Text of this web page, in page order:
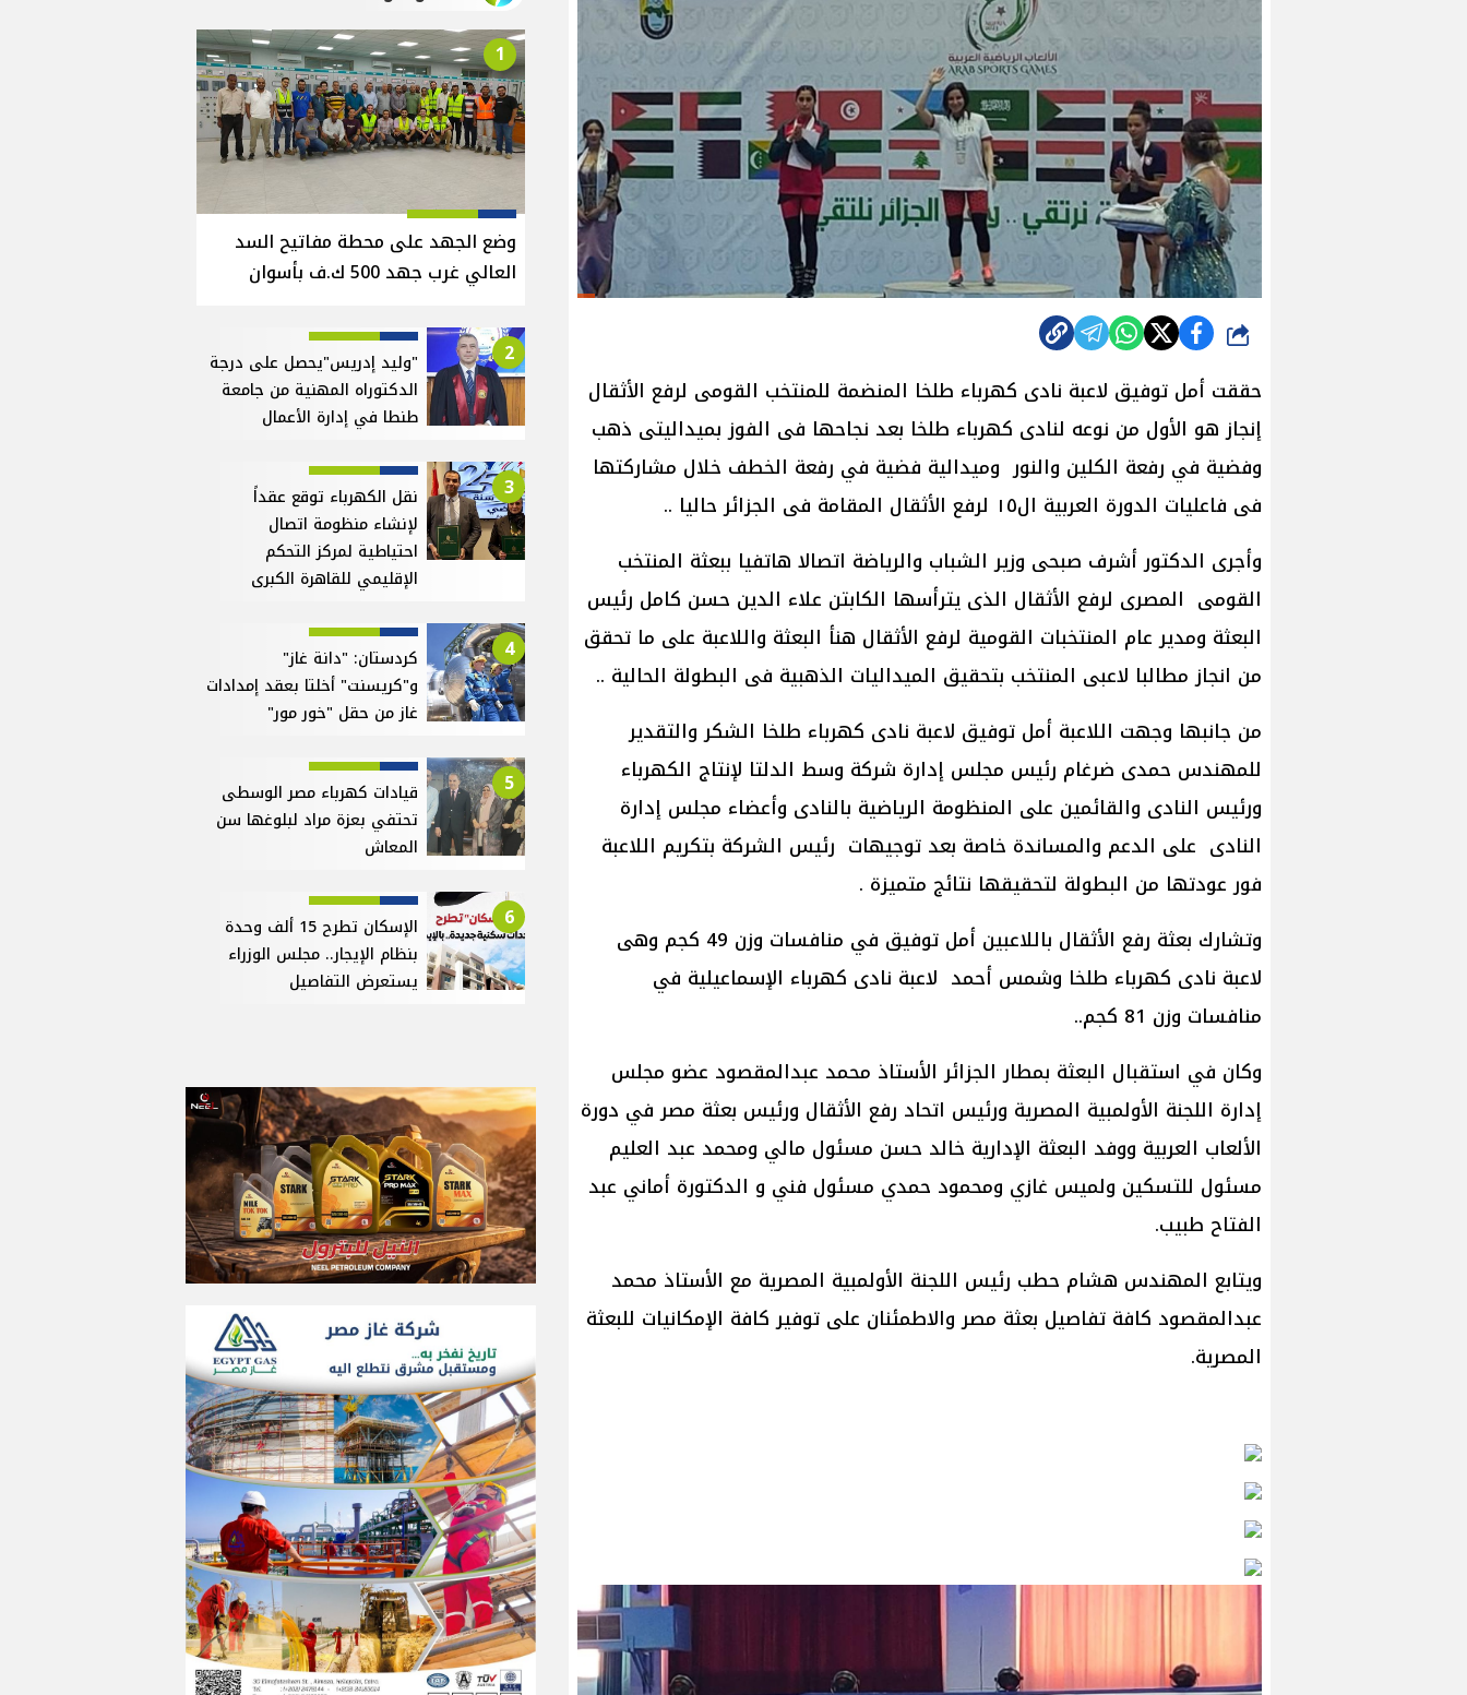
شارك
حققت أمل توفيق لاعبة نادى كهرباء طلخا المنضمة للمنتخب القومى لرفع الأثقال
إنجاز هو الأول من نوعه لنادى كهرباء طلخا بعد نجاحها فى الفوز بميداليتى ذهب
وفضية في رفعة الكلين والنور وميدالية فضية في رفعة الخطف خلال مشاركتها
فى فاعليات الدورة العربية ال١٥ لرفع الأثقال المقامة فى الجزائر حاليا ..
وأجرى الدكتور أشرف صبحى وزير الشباب والرياضة اتصالا هاتفيا ببعثة المنتخب
القومى المصرى لرفع الأثقال الذى يترأسها الكابتن علاء الدين حسن كامل رئيس
البعثة ومدير عام المنتخبات القومية لرفع الأثقال هنأ البعثة واللاعبة على ما تحقق
من انجاز مطالبا لاعبى المنتخب بتحقيق الميداليات الذهبية فى البطولة الحالية ..
من جانبها وجهت اللاعبة أمل توفيق لاعبة نادى كهرباء طلخا الشكر والتقدير
للمهندس حمدى ضرغام رئيس مجلس إدارة شركة وسط الدلتا لإنتاج الكهرباء
ورئيس النادى والقائمين على المنظومة الرياضية بالنادى وأعضاء مجلس إدارة
النادى على الدعم والمساندة خاصة بعد توجيهات رئيس الشركة بتكريم اللاعبة
فور عودتها من البطولة لتحقيقها نتائج متميزة .
وتشارك بعثة رفع الأثقال باللاعبين أمل توفيق في منافسات وزن 49 كجم وهى
لاعبة نادى كهرباء طلخا وشمس أحمد لاعبة نادى كهرباء الإسماعيلية في
منافسات وزن 81 كجم..
وكان في استقبال البعثة بمطار الجزائر الأستاذ محمد عبدالمقصود عضو مجلس
إدارة اللجنة الأولمبية المصرية ورئيس اتحاد رفع الأثقال ورئيس بعثة مصر في دورة
الألعاب العربية ووفد البعثة الإدارية خالد حسن مسئول مالي ومحمد عبد العليم
مسئول للتسكين ولميس غازي ومحمود حمدي مسئول فني و الدكتورة أماني عبد
الفتاح طبيب.
ويتابع المهندس هشام حطب رئيس اللجنة الأولمبية المصرية مع الأستاذ محمد
عبدالمقصود كافة تفاصيل بعثة مصر والاطمئنان على توفير كافة الإمكانيات للبعثة
المصرية.
1
وضع الجهد على محطة مفاتيح السد
العالي غرب جهد 500 ك.ف بأسوان
2
"وليد إدريس"يحصل على درجة
الدكتوراه المهنية من جامعة
طنطا في إدارة الأعمال
3
نقل الكهرباء توقع عقداً
لإنشاء منظومة اتصال
احتياطية لمركز التحكم
الإقليمي للقاهرة الكبرى
4
كردستان: "دانة غاز"
و"كريسنت" أخلتا بعقد إمدادات
غاز من حقل "خور مور"
5
قيادات كهرباء مصر الوسطى
تحتفي بعزة مراد لبلوغها سن
المعاش
6
الإسكان تطرح 15 ألف وحدة
بنظام الإيجار.. مجلس الوزراء
يستعرض التفاصيل